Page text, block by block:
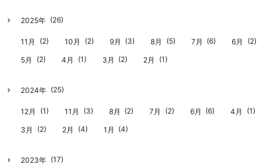
2025年 (26)
11月 (2) 10月 (2) 9月 (3) 8月 (5) 7月 (6) 6月 (2)
5月 (2) 4月 (1) 3月 (2) 2月 (1)
2024年 (25)
12月 (1) 11月 (3) 8月 (2) 7月 (2) 6月 (6) 4月 (1)
3月 (2) 2月 (4) 1月 (4)
2023年 (17)